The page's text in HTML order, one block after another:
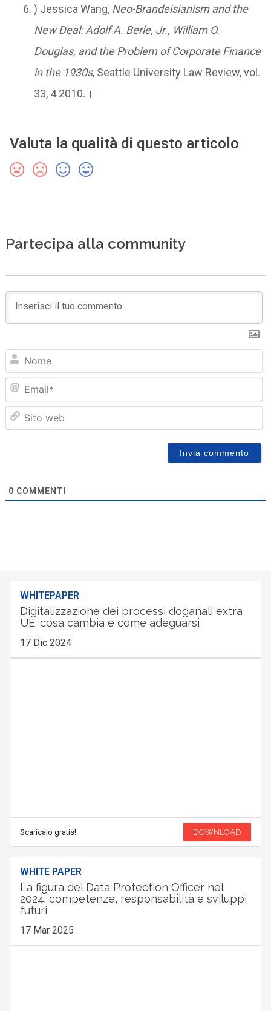
) Jessica Wang, Neo-Brandeisianism and the
New Deal: Adolf A. Berle, Jr., William O.
Douglas, and the Problem of Corporate Finance
in the 1930s, Seattle University Law Review, vol.
33, 4 2010. ↑
Valuta la qualità di questo articolo
Partecipa alla community
0 COMMENTI
WHITEPAPER
Digitalizzazione dei processi doganali extra
UE: cosa cambia e come adeguarsi
17 Dic 2024
Scaricalo gratis! DOWNLOAD
WHITE PAPER
La figura del Data Protection Officer nel
2024: competenze, responsabilità e sviluppi
futuri
17 Mar 2025